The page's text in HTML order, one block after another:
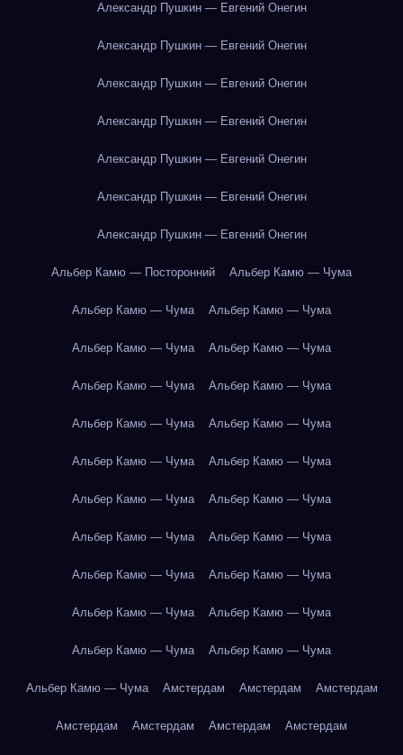
Александр Пушкин — Евгений Онегин
Александр Пушкин — Евгений Онегин
Александр Пушкин — Евгений Онегин
Александр Пушкин — Евгений Онегин
Александр Пушкин — Евгений Онегин
Александр Пушкин — Евгений Онегин
Александр Пушкин — Евгений Онегин
Альбер Камю — Посторонний Альбер Камю — Чума
Альбер Камю — Чума Альбер Камю — Чума
Альбер Камю — Чума Альбер Камю — Чума
Альбер Камю — Чума Альбер Камю — Чума
Альбер Камю — Чума Альбер Камю — Чума
Альбер Камю — Чума Альбер Камю — Чума
Альбер Камю — Чума Альбер Камю — Чума
Альбер Камю — Чума Альбер Камю — Чума
Альбер Камю — Чума Альбер Камю — Чума
Альбер Камю — Чума Альбер Камю — Чума
Альбер Камю — Чума Альбер Камю — Чума
Альбер Камю — Чума Амстердам Амстердам Амстердам
Амстердам Амстердам Амстердам Амстердам